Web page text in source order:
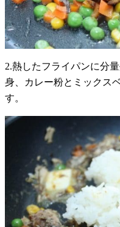
2.熱したフライパンに分
身、カレー粉とミックス
す。